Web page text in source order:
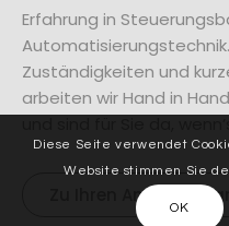
Erfahrung in
Zuständigkeiten und
arbeiten wir Hand in
Zu Ihren
Diese Seite verwendet
Website stimmen Sie
OK